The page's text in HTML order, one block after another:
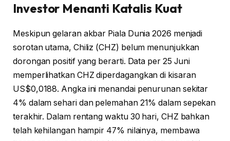
Investor Menanti Katalis Kuat
Meskipun gelaran akbar Piala Dunia 2026 menjadi
sorotan utama, Chiliz (CHZ) belum menunjukkan
dorongan positif yang berarti. Data per 25 Juni
memperlihatkan CHZ diperdagangkan di kisaran
US$0,0188. Angka ini menandai penurunan sekitar
4% dalam sehari dan pelemahan 21% dalam sepekan
terakhir. Dalam rentang waktu 30 hari, CHZ bahkan
telah kehilangan hampir 47% nilainya, membawa